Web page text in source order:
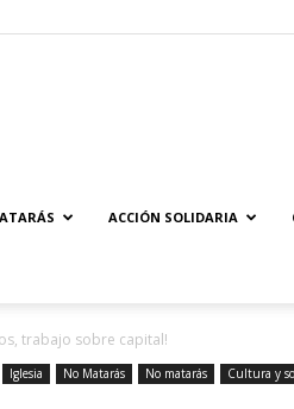
ACCIÓN SOLIDARIA
trabajo sobre capital!
Iglesia No Matarás No matarás Cultura y